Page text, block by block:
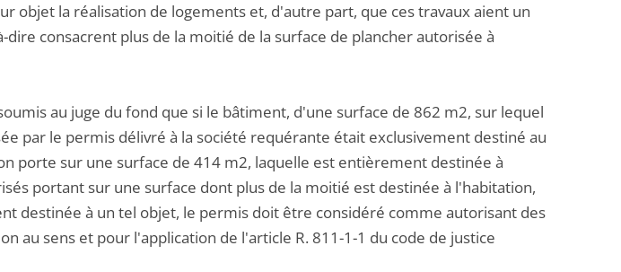
objet la réalisation de logements et, d'autre part, que ces travaux aient un
dire consacrent plus de la moitié de la surface de plancher autorisée à
au juge du fond que si le bâtiment, d'une surface de 862 m2, sur lequel
par le permis délivré à la société requérante était exclusivement destiné au
porte sur une surface de 414 m2, laquelle est entièrement destinée à
portant sur une surface dont plus de la moitié est destinée à l'habitation,
destinée à un tel objet, le permis doit être considéré comme autorisant des
au sens et pour l'application de l'article R. 811-1-1 du code de justice